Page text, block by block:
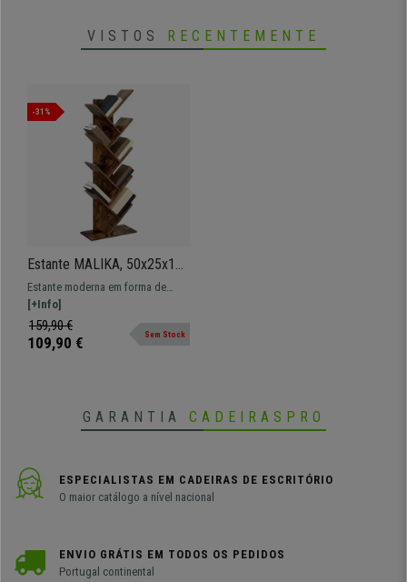
VISTOS RECENTEMENTE
-31%
Estante MALIKA, 50x25x141
cm, Formato em Árvore, em
Madeira, Cor Castanho
Rústico
Estante moderna em forma de
árvore com 8 prateleiras.
Fabricada com materiais de alta
qualidade e disponível em 2
acabamentos.
[+Info]
159,90 €
109,90 € Sem Stock
GARANTIA CADEIRASPRO
ESPECIALISTAS EM CADEIRAS DE ESCRITÓRIO
O maior catálogo a nível nacional
ENVIO GRÁTIS EM TODOS OS PEDIDOS
Portugal continental